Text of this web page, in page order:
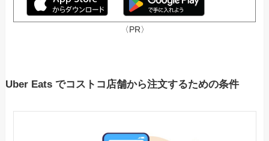
〈PR〉
Uber Eats でコストコ店舗から注文するための条件